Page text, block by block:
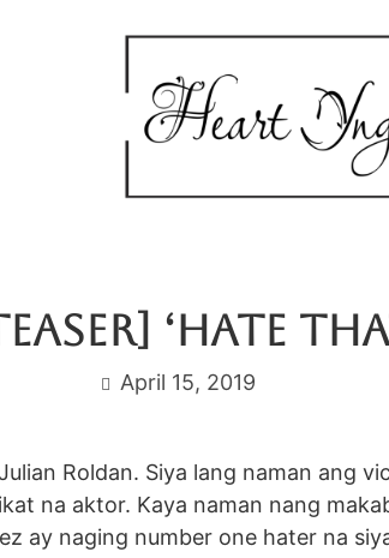
‘Hate
April 15, 2019
Roldan. Siya lang naman ang
na aktor. Kaya naman nang
ay naging number one hater na